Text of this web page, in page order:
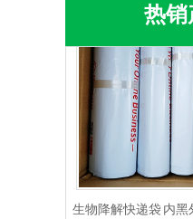
热销
生物降解快递袋 内